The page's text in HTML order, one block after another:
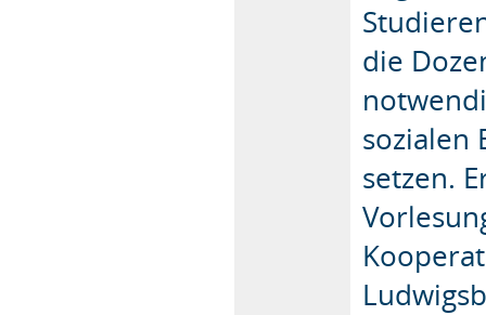
die
sozialen
setzen.